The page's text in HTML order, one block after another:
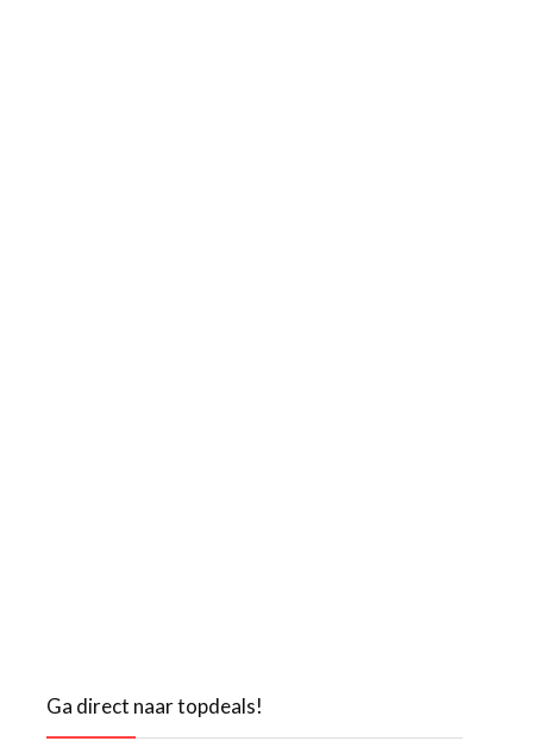
Ga direct naar topdeals!